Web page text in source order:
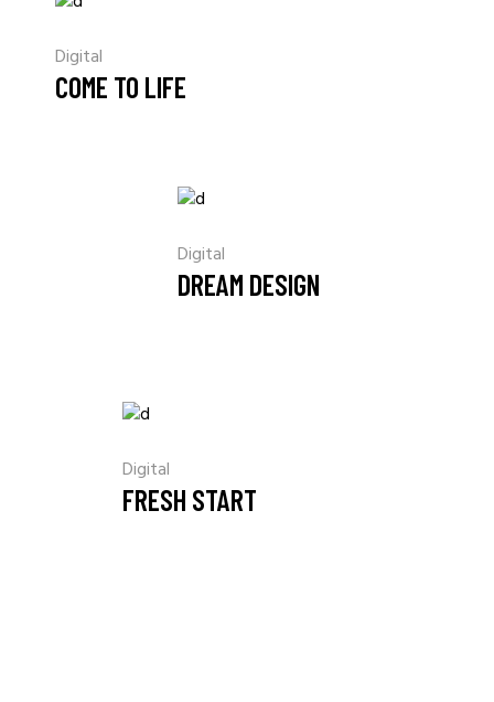
Digital
COME TO LIFE
Digital
DREAM DESIGN
Digital
FRESH START